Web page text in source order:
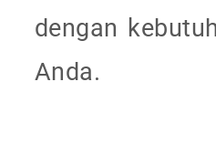
dengan
Anda.